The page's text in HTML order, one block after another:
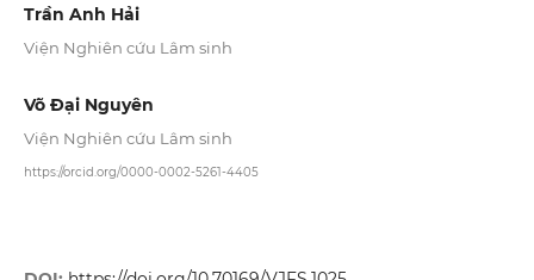
Trần Anh Hải
Viện Nghiên cứu Lâm sinh
Võ Đại Nguyên
Viện Nghiên cứu Lâm sinh
https://orcid.org/0000-0002-5261-4405